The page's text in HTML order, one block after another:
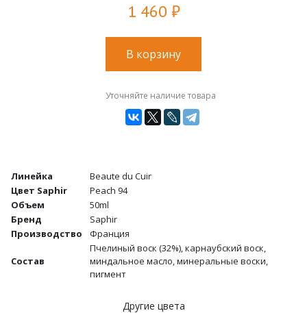
1 460 ₽
В корзину
Уточняйте наличие товара
Линейка
Beaute du Cuir
Цвет Saphir
Peach 94
Объем
50ml
Бренд
Saphir
Производство
Франция
Состав
Пчелиный воск (32%), карнаубский воск,
миндальное масло, минеральные воски,
пигмент
Другие цвета